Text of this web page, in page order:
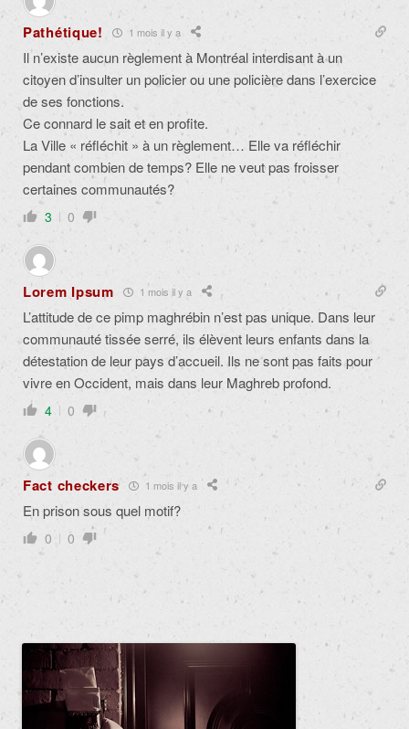
Pathétique! 1 mois il y a
Il n’existe aucun règlement à Montréal interdisant à un
citoyen d’insulter un policier ou une policière dans l’exercice
de ses fonctions.
Ce connard le sait et en profite.
La Ville « réfléchit » à un règlement… Elle va réfléchir
pendant combien de temps? Elle ne veut pas froisser
certaines communautés?
3 0
Lorem Ipsum 1 mois il y a
L’attitude de ce pimp maghrébin n’est pas unique. Dans leur
communauté tissée serré, ils élèvent leurs enfants dans la
détestation de leur pays d’accueil. Ils ne sont pas faits pour
vivre en Occident, mais dans leur Maghreb profond.
4 0
Fact checkers 1 mois il y a
En prison sous quel motif?
0 0